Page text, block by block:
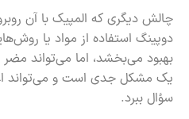
چالش دیگری که المپیک با آن
دوپینگ استفاده از مواد یا
بهبود می‌بخشد، اما می‌تواند مضر
یک مشکل جدی است و می‌تواند
سؤال ببرد.